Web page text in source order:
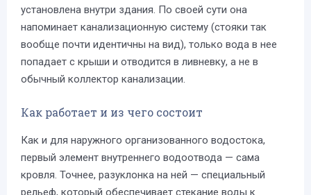
установлена внутри здания. По своей сути она
напоминает канализационную систему (стояки так
вообще почти идентичны на вид), только вода в нее
попадает с крыши и отводится в ливневку, а не в
обычный коллектор канализации.
Как работает и из чего состоит
Как и для наружного организованного водостока,
первый элемент внутреннего водоотвода — сама
кровля. Точнее, разуклонка на ней — специальный
рельеф, который обеспечивает стекание воды к